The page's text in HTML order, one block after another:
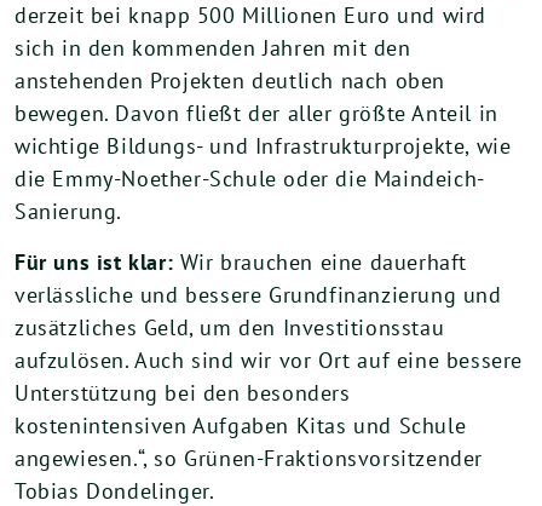
derzeit bei knapp 500 Millionen Euro und wird
sich in den kommenden Jahren mit den
anstehenden Projekten deutlich nach oben
bewegen. Davon fließt der aller größte Anteil in
wichtige Bildungs- und Infrastrukturprojekte, wie
die Emmy-Noether-Schule oder die Maindeich-
Sanierung.
Für uns ist klar: Wir brauchen eine dauerhaft
verlässliche und bessere Grundfinanzierung und
zusätzliches Geld, um den Investitionsstau
aufzulösen. Auch sind wir vor Ort auf eine bessere
Unterstützung bei den besonders
kostenintensiven Aufgaben Kitas und Schule
angewiesen.“, so Grünen-Fraktionsvorsitzender
Tobias Dondelinger.